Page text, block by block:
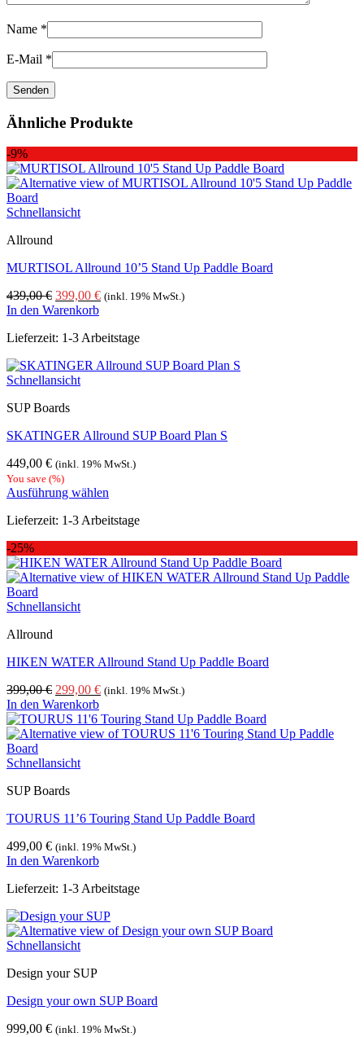
Name *
E-Mail *
Ähnliche Produkte
-9%
Schnellansicht
Allround
MURTISOL Allround 10’5 Stand Up Paddle Board
439,00€ Ursprünglicher
Preis
439,00 €
399,00 €Aktueller
399,00 €.
(inkl. 19% MwSt.)
In den Warenkorb
Lieferzeit: 1-3 Arbeitstage
Schnellansicht
SUP Boards
SKATINGER Allround SUP Board Plan S
449,00 € (inkl. 19% MwSt.)
You save (%)
Ausführung wählen
Produkt
mehrere
Varianten
auf.
Die
Optionen
auf
Produktseite
gewählt
werden
Lieferzeit: 1-3 Arbeitstage
-25%
Schnellansicht
Allround
HIKEN WATER Allround Stand Up Paddle Board
399,00€ Ursprünglicher
Preis
war:
399,00 €
299,00 €Aktueller
ist:
299,00 €.
(inkl. 19% MwSt.)
In den Warenkorb
Schnellansicht
SUP Boards
TOURUS 11’6 Touring Stand Up Paddle Board
499,00 € (inkl. 19% MwSt.)
In den Warenkorb
Lieferzeit: 1-3 Arbeitstage
Schnellansicht
Design your SUP
Design your own SUP Board
999,00 € (inkl. 19% MwSt.)